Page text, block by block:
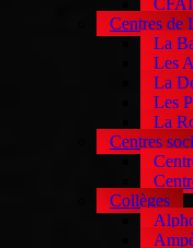
Centres de
La
Les
La
Les
La
Centres
Collèges